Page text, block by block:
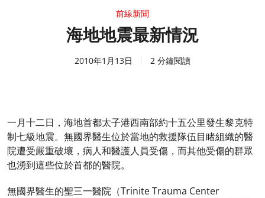
前線新聞
海地地震最新情況
2010年1月13日 2 分鐘閱讀
一月十二日，海地首都太子港西南部約十五公里發生黎克特
制七級地震。無國界醫生位於當地的救援隊伍目睹組織的醫
院遭受嚴重破壞，病人和醫護人員受傷，而其他受傷的群眾
也湧到這些位於首都的醫院。
無國界醫生的聖三一醫院（Trinite Trauma Center